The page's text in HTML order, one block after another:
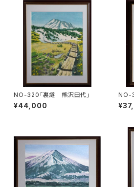
NO-320「裏燧 熊沢田代」
¥44,000
NO-